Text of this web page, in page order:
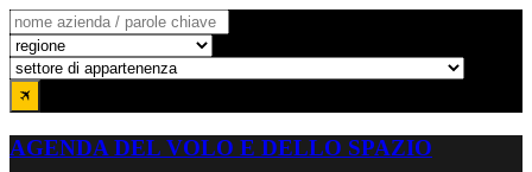
AGENDA DEL VOLO E DELLO SPAZIO